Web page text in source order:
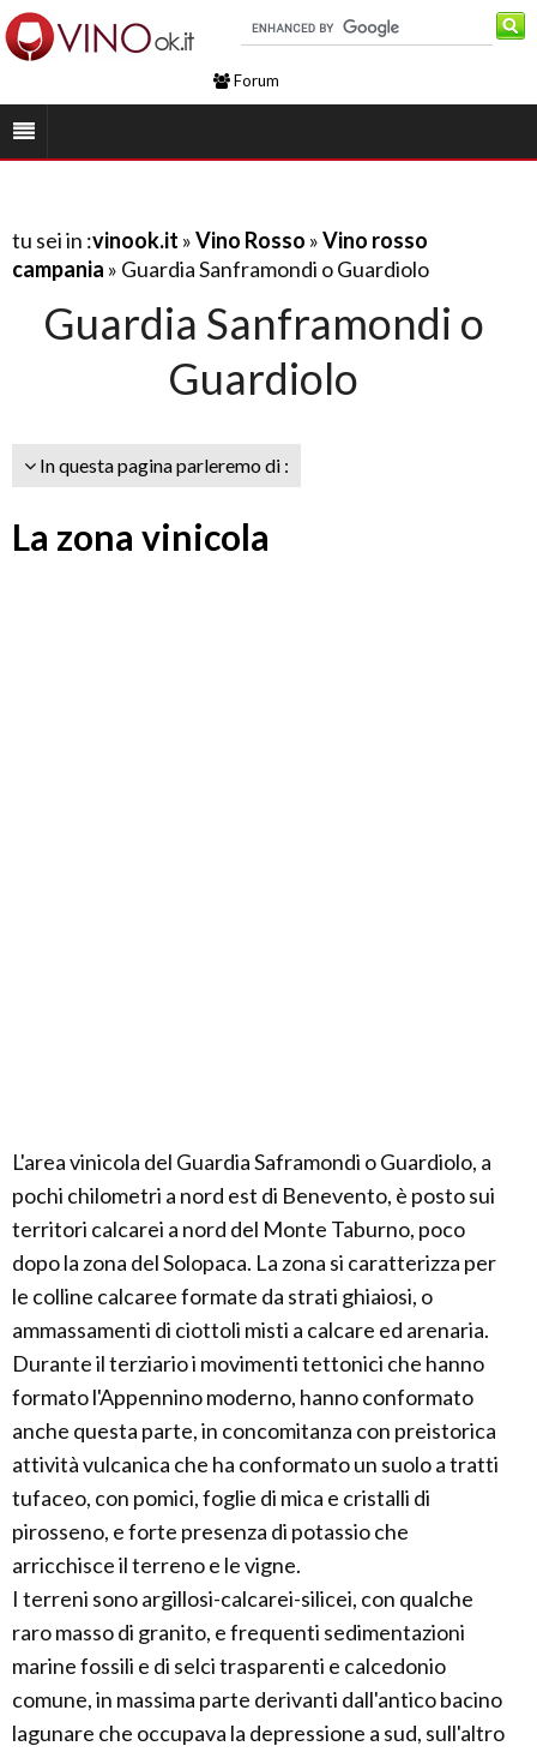
Forum
tu sei in :vinook.it »Vino Rosso »Vino rosso
campania » Guardia Sanframondi o Guardiolo
Guardia Sanframondi o
Guardiolo
In questa pagina parleremo di :
La zona vinicola
L'area vinicola del Guardia Saframondi o Guardiolo, a
pochi chilometri a nord est di Benevento, è posto sui
territori calcarei a nord del Monte Taburno, poco
dopo la zona del Solopaca. La zona si caratterizza per
le colline calcaree formate da strati ghiaiosi, o
ammassamenti di ciottoli misti a calcare ed arenaria.
Durante il terziario i movimenti tettonici che hanno
formato l'Appennino moderno, hanno conformato
anche questa parte, in concomitanza con preistorica
attività vulcanica che ha conformato un suolo a tratti
tufaceo, con pomici, foglie di mica e cristalli di
pirosseno, e forte presenza di potassio che
arricchisce il terreno e le vigne.
I terreni sono argillosi-calcarei-silicei, con qualche
raro masso di granito, e frequenti sedimentazioni
marine fossili e di selci trasparenti e calcedonio
comune, in massima parte derivanti dall'antico bacino
lagunare che occupava la depressione a sud, sull'altro